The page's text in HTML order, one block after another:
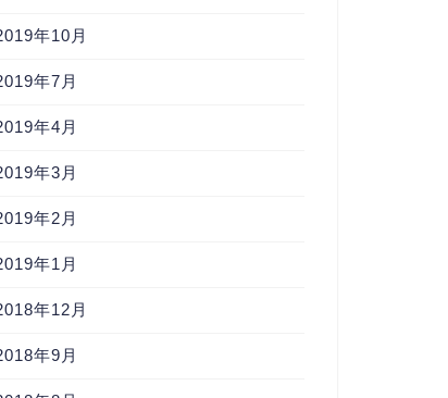
年10月
年7月
年4月
年3月
年2月
年1月
年12月
年9月